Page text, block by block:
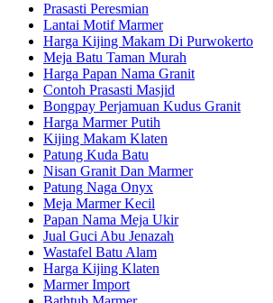
Prasasti Peresmian
Lantai Motif Marmer
Harga Kijing Makam Di Purwokerto
Meja Batu Taman Murah
Harga Papan Nama Granit
Contoh Prasasti Masjid
Bongpay Perjamuan Kudus Granit
Harga Marmer Putih
Kijing Makam Klaten
Patung Kuda Batu
Nisan Granit Dan Marmer
Patung Naga Onyx
Meja Marmer Kecil
Papan Nama Meja Ukir
Jual Guci Abu Jenazah
Wastafel Batu Alam
Harga Kijing Klaten
Marmer Import